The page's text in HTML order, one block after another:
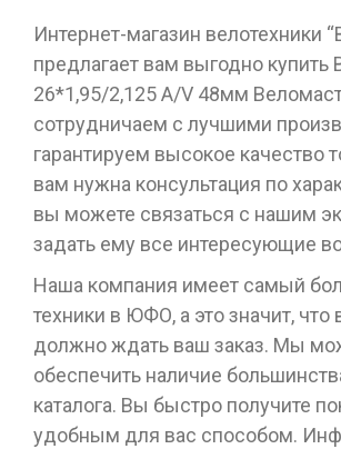
Интернет-магазин велотехники
предлагает вам выгодно купить
26*1,95/2,125 A/V 48мм
сотрудничаем с лучшими
гарантируем высокое качество
вам нужна консультация по
вы можете связаться с нашим
задать ему все интересующие
Наша компания имеет самый
техники в ЮФО, а это значит, что
должно ждать ваш заказ. Мы
обеспечить наличие
каталога. Вы быстро получите
удобным для вас способом.